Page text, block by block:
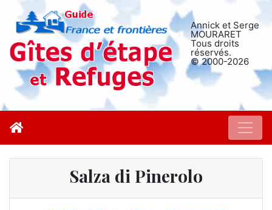
Annick et Serge
MOURARET
Tous droits
réservés.
© 2000-2026
Salza di Pinerolo